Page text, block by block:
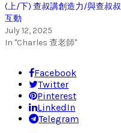
(上/下) 查叔講創造力/與查叔叔
互動
July 12, 2025
In "Charles 查老師"
Facebook
Twitter
Pinterest
LinkedIn
Telegram